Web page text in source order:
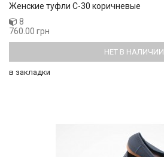
Женские туфли C-30 коричневые
8
760.00 грн
НЕТ В НАЛИЧИИ
в закладки